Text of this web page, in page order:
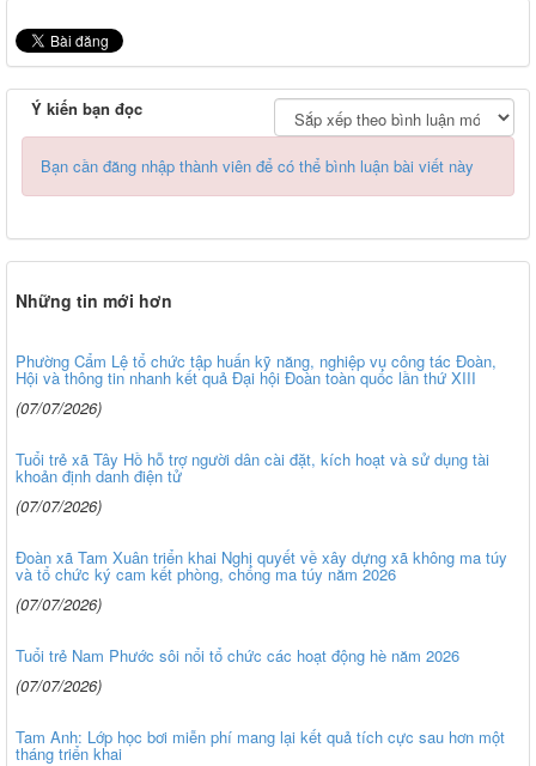
Ý kiến bạn đọc
Bạn cần đăng nhập thành viên để có thể bình luận bài viết này
Những tin mới hơn
Phường Cẩm Lệ tổ chức tập huấn kỹ năng, nghiệp vụ công tác Đoàn,
Hội và thông tin nhanh kết quả Đại hội Đoàn toàn quốc lần thứ XIII
(07/07/2026)
Tuổi trẻ xã Tây Hồ hỗ trợ người dân cài đặt, kích hoạt và sử dụng tài
khoản định danh điện tử
(07/07/2026)
Đoàn xã Tam Xuân triển khai Nghị quyết về xây dựng xã không ma túy
và tổ chức ký cam kết phòng, chống ma túy năm 2026
(07/07/2026)
Tuổi trẻ Nam Phước sôi nổi tổ chức các hoạt động hè năm 2026
(07/07/2026)
Tam Anh: Lớp học bơi miễn phí mang lại kết quả tích cực sau hơn một
tháng triển khai